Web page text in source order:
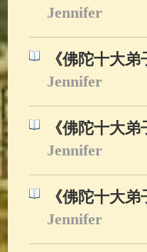
Jennifer
《佛陀十大
Jennifer
《佛陀十大
Jennifer
《佛陀十大
Jennifer